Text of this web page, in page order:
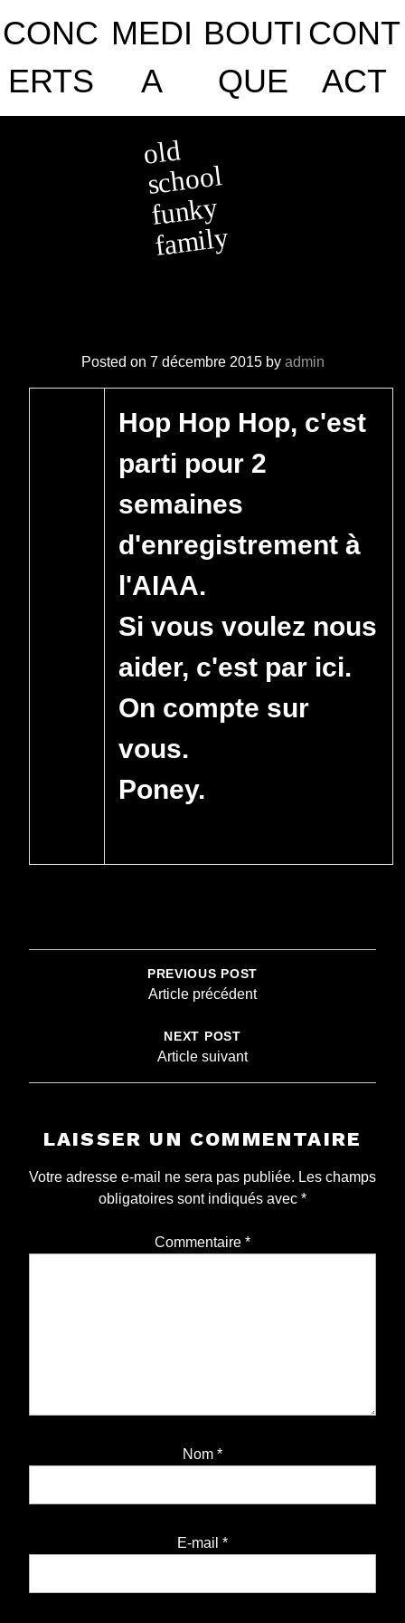
content
CONC
ERTS
MEDI
A
BOUTI
QUE
CONT
ACT
OLD SCHOOL FUNKY
FAMILY
old
school
funky
family
Posted on 7 décembre 2015 by admin
Hop Hop Hop, c'est
parti pour 2
semaines
d'enregistrement à
l'AIAA.
Si vous voulez nous
aider, c'est par ici.
On compte sur
vous.
Poney.
NAVIGATION
PREVIOUS POST
Article précédent
NEXT POST
Article suivant
LAISSER UN COMMENTAIRE
Votre adresse e-mail ne sera pas publiée. Les champs
obligatoires sont indiqués avec *
Commentaire *
Nom *
E-mail *